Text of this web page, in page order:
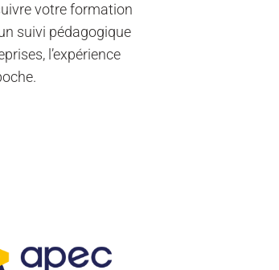
votre formation
suivi pédagogique
l’expérience